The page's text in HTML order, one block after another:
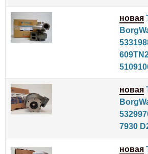
новая
новая
7930
новая